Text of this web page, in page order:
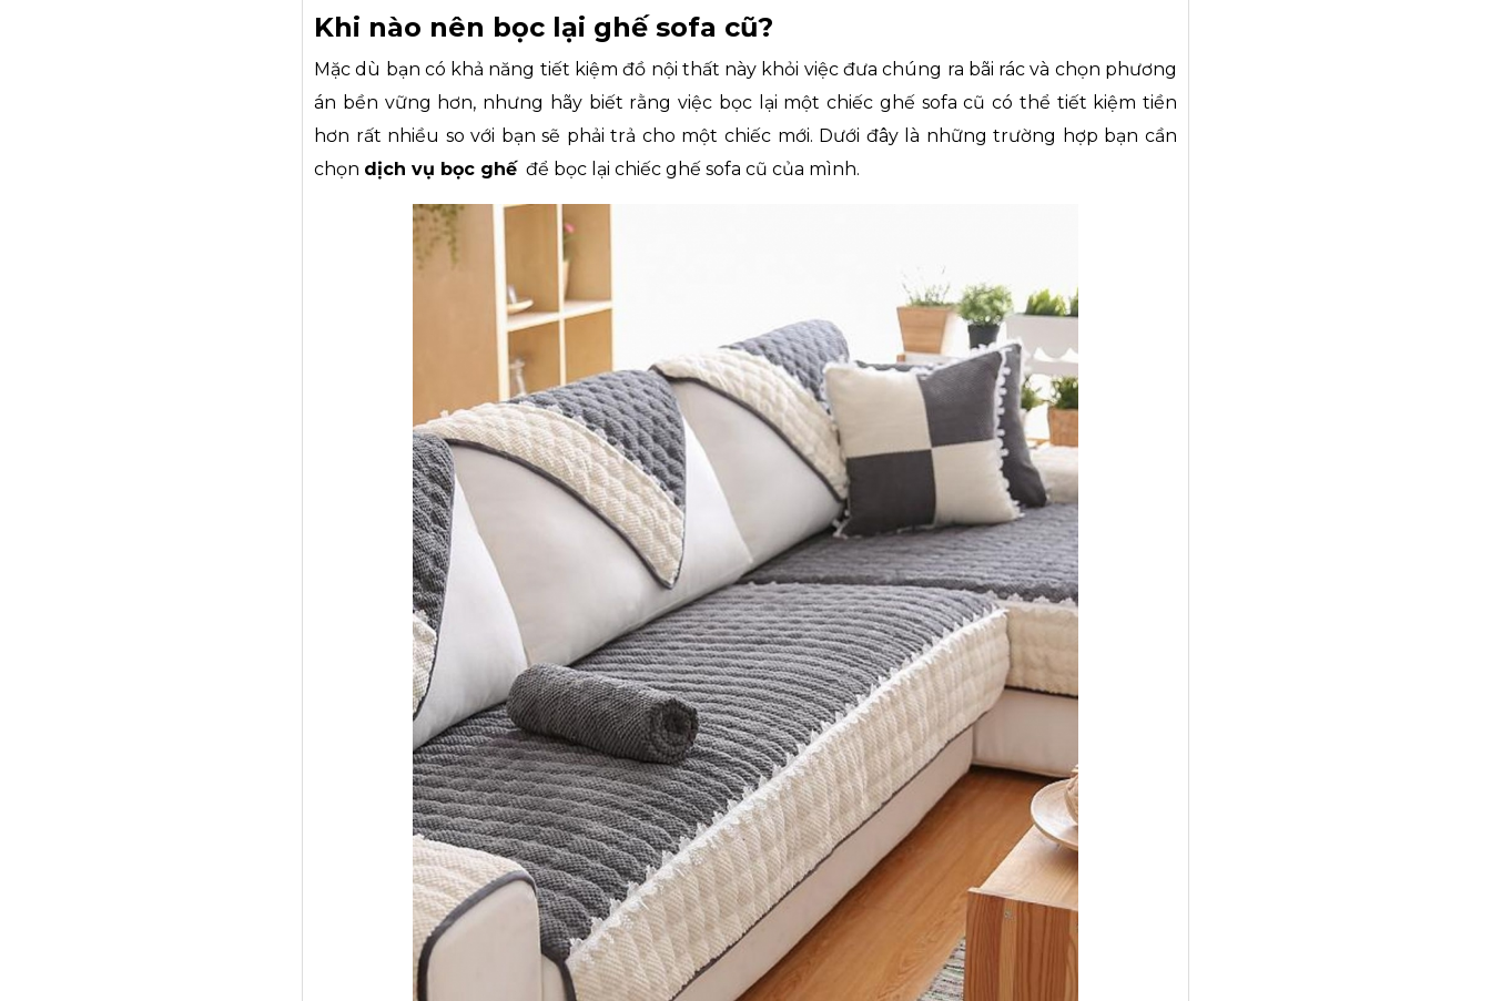
Khi nào nên bọc lại ghế sofa cũ?
Mặc dù bạn có khả năng tiết kiệm đồ nội thất này khỏi việc đưa chúng ra bãi rác và chọn phương
án bền vững hơn, nhưng hãy biết rằng việc bọc lại một chiếc ghế sofa cũ có thể tiết kiệm tiền
hơn rất nhiều so với bạn sẽ phải trả cho một chiếc mới. Dưới đây là những trường hợp bạn cần
chọn dịch vụ bọc ghếđể bọc lại chiếc ghế sofa cũ của mình.